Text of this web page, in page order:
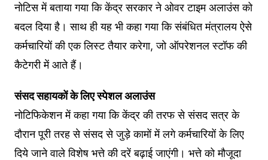
नोटिस में बताया गया क‍ि केंद्र सरकार ने ओवर टाइम अलाउंस को
बदल द‍िया है। साथ ही यह भी कहा गया कि संबंधित मंत्रालय ऐसे
कर्मचारियों की एक ल‍िस्‍ट तैयार करेगा, जो ऑपरेशनल स्‍टॉफ की
कैटेगरी में आते हैं।
संसद सहायकों के ल‍िए स्‍पेशल अलाउंस
नोट‍िफ‍िकेशन में कहा गया क‍ि केंद्र की तरफ से संसद सत्र के
दौरान पूरी तरह से संसद से जुड़े कामों में लगे कर्मचार‍ियों के लिए
द‍िये जाने वाले विशेष भत्ते की दरें बढ़ाई जाएंगी। भत्ते को मौजूदा